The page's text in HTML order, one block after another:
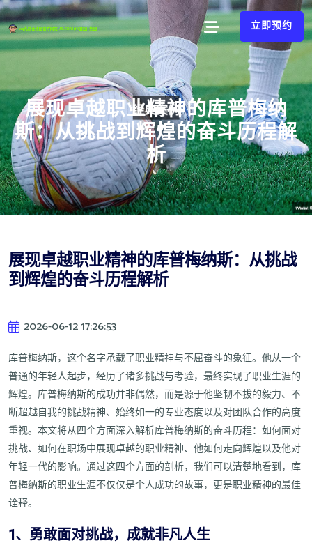
立即预约
展现卓越职业精神的库普梅纳
斯：从挑战到辉煌的奋斗历程解
析
展现卓越职业精神的库普梅纳斯：从挑战
到辉煌的奋斗历程解析
2026-06-12 17:26:53
库普梅纳斯，这个名字承载了职业精神与不屈奋斗的象征。他从一个
普通的年轻人起步，经历了诸多挑战与考验，最终实现了职业生涯的
辉煌。库普梅纳斯的成功并非偶然，而是源于他坚韧不拔的毅力、不
断超越自我的挑战精神、始终如一的专业态度以及对团队合作的高度
重视。本文将从四个方面深入解析库普梅纳斯的奋斗历程：如何面对
挑战、如何在职场中展现卓越的职业精神、他如何走向辉煌以及他对
年轻一代的影响。通过这四个方面的剖析，我们可以清楚地看到，库
普梅纳斯的职业生涯不仅仅是个人成功的故事，更是职业精神的最佳
诠释。
1、勇敢面对挑战，成就非凡人生